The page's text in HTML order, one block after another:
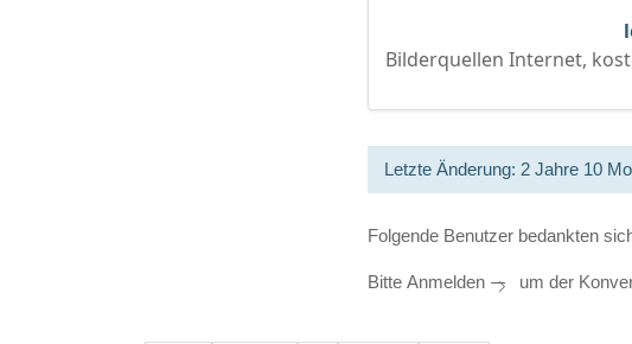
Bilderquellen Internet,
Letzte Änderung: 2 Jahre 10
Folgende Benutzer bedankten
BitteAnmelden um der